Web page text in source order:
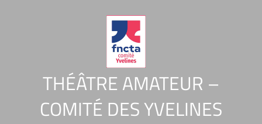
THÉÂTRE AMATEUR –
COMITÉ DES YVELINES